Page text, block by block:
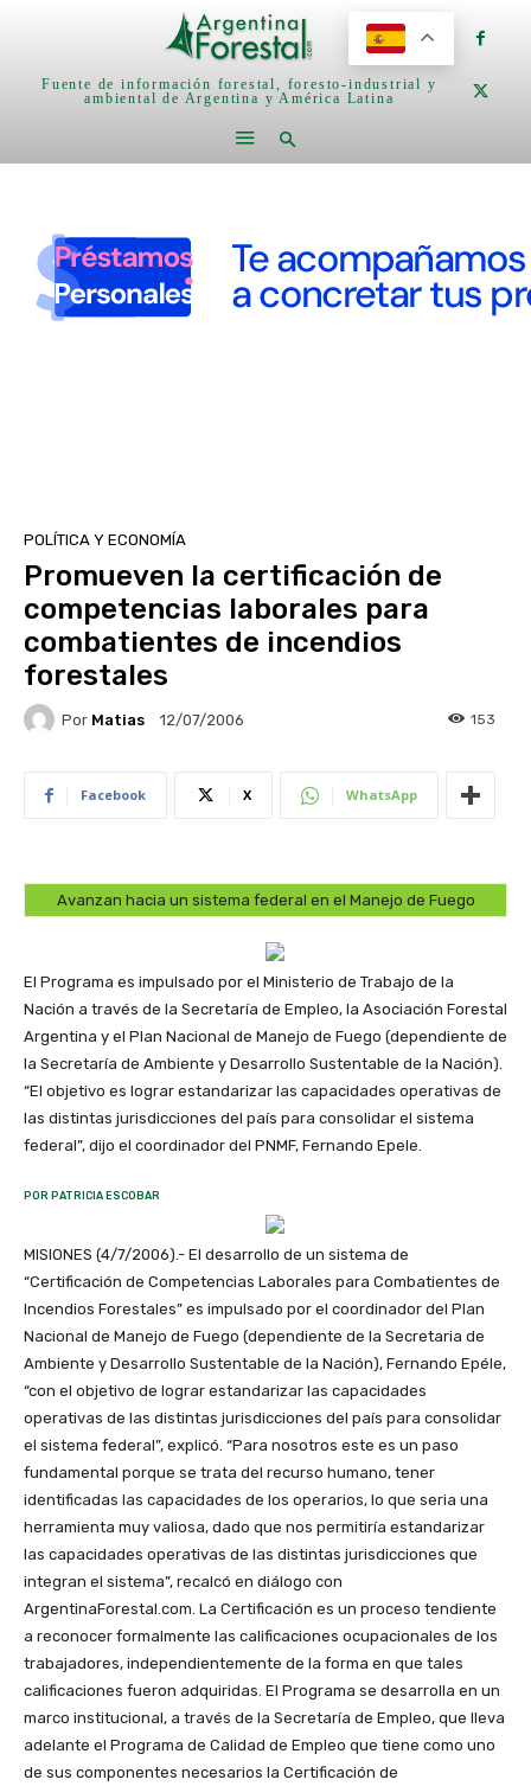
Fuente de información forestal, foresto-industrial y
ambiental de Argentina y América Latina
POLÍTICA Y ECONOMÍA
Promueven la certificación de
competencias laborales para
combatientes de incendios
forestales
Por Matias 12/07/2006 153
Facebook X WhatsApp
Avanzan hacia un sistema federal en el Manejo de Fuego
El Programa es impulsado por el Ministerio de Trabajo de la
Nación a través de la Secretaría de Empleo, la Asociación Forestal
Argentina y el Plan Nacional de Manejo de Fuego (dependiente de
la Secretaría de Ambiente y Desarrollo Sustentable de la Nación).
“El objetivo es lograr estandarizar las capacidades operativas de
las distintas jurisdicciones del país para consolidar el sistema
federal”, dijo el coordinador del PNMF, Fernando Epele.
POR PATRICIA ESCOBAR
MISIONES (4/7/2006).- El desarrollo de un sistema de
“Certificación de Competencias Laborales para Combatientes de
Incendios Forestales” es impulsado por el coordinador del Plan
Nacional de Manejo de Fuego (dependiente de la Secretaria de
Ambiente y Desarrollo Sustentable de la Nación), Fernando Epéle,
“con el objetivo de lograr estandarizar las capacidades
operativas de las distintas jurisdicciones del país para consolidar
el sistema federal”, explicó. “Para nosotros este es un paso
fundamental porque se trata del recurso humano, tener
identificadas las capacidades de los operarios, lo que seria una
herramienta muy valiosa, dado que nos permitiría estandarizar
las capacidades operativas de las distintas jurisdicciones que
integran el sistema”, recalcó en diálogo con
ArgentinaForestal.com. La Certificación es un proceso tendiente
a reconocer formalmente las calificaciones ocupacionales de los
trabajadores, independientemente de la forma en que tales
calificaciones fueron adquiridas. El Programa se desarrolla en un
marco institucional, a través de la Secretaría de Empleo, que lleva
adelante el Programa de Calidad de Empleo que tiene como uno
de sus componentes necesarios la Certificación de